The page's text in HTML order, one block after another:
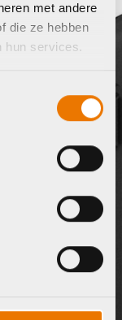
met andere
die ze hebben
hun services.